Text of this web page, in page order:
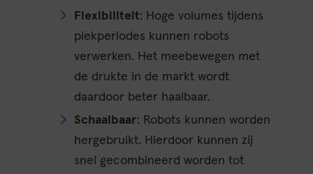
Flexibiliteit: Hoge volumes tijdens
piekperiodes kunnen robots
verwerken. Het meebewegen met
de drukte in de markt wordt
daardoor beter haalbaar.
Schaalbaar: Robots kunnen worden
hergebruikt. Hierdoor kunnen zij
snel gecombineerd worden tot